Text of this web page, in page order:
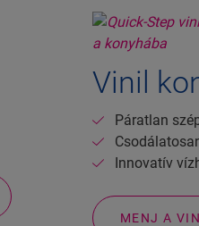
Vinil
Páratlan
Innovatív
MENJ A